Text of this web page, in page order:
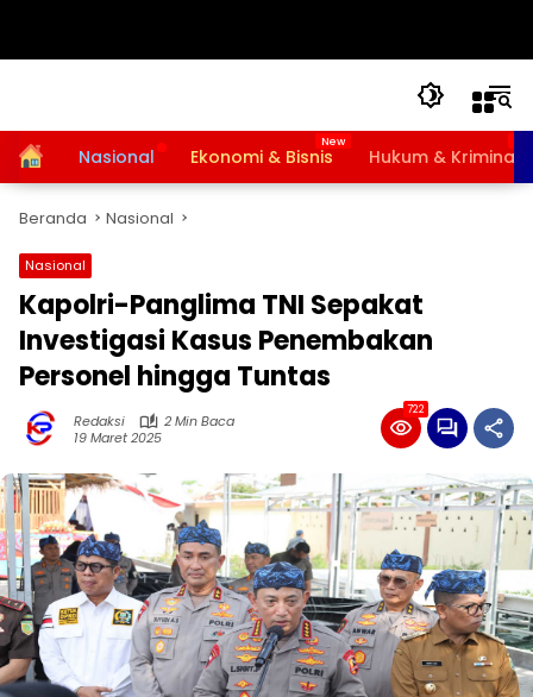
HomeNasional Ekonomi & Bisnis Hukum & Kriminal
Beranda Nasional
Nasional
Kapolri-Panglima TNI Sepakat
Investigasi Kasus Penembakan
Personel hingga Tuntas
Redaksi
2 Min Baca
19 Maret 2025
722